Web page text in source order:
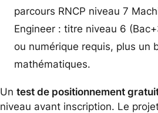
parcours RNCP niveau 7
Engineer : titre niveau 6
ou numérique requis, plus un
mathématiques.
Un test de positionnement
niveau avant inscription. Le